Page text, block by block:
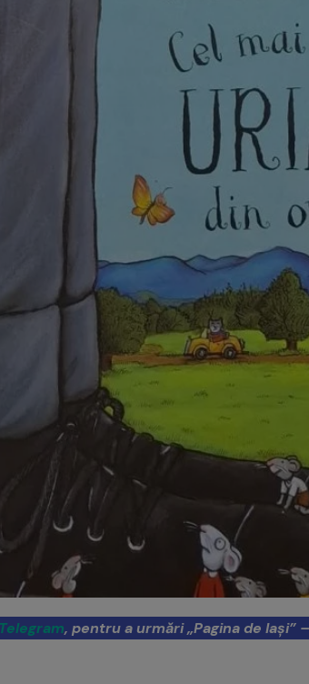
Telegram, pentru a urmări „Pagina de Iași”